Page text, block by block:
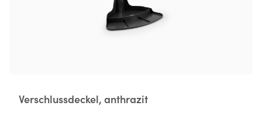
Verschlussdeckel, anthrazit